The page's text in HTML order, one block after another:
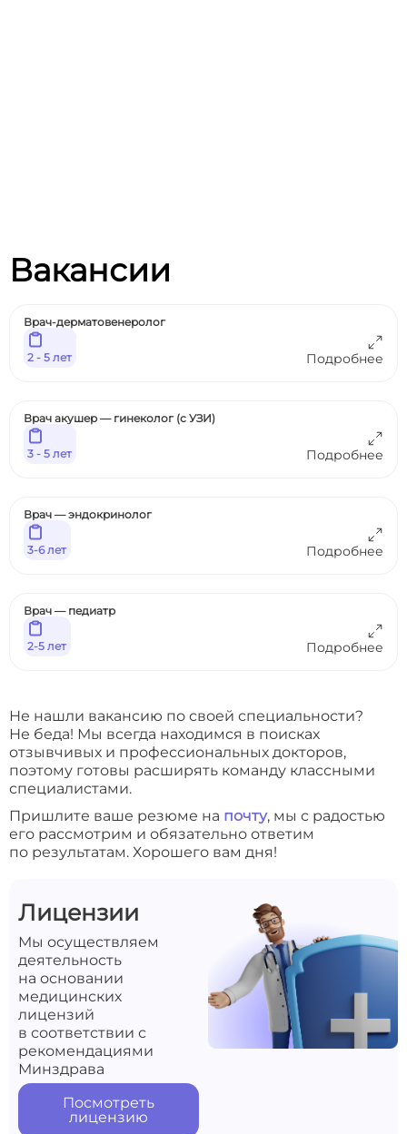
Вакансии
Врач-дерматовенеролог
Подробнее
2 - 5 лет
Врач акушер — гинеколог (с УЗИ)
Подробнее
3 - 5 лет
Врач — эндокринолог
Подробнее
3-6 лет
Врач — педиатр
Подробнее
2-5 лет
Не нашли вакансию по своей специальности?
Не беда! Мы всегда находимся в поисках
отзывчивых и профессиональных докторов,
поэтому готовы расширять команду классными
специалистами.
Пришлите ваше резюме на почту, мы с радостью
его рассмотрим и обязательно ответим
по результатам. Хорошего вам дня!
Лицензии
Мы осуществляем
деятельность
на основании
медицинских
лицензий
в соответствии с
рекомендациями
Минздрава
Посмотреть
лицензию